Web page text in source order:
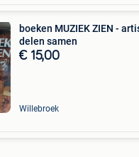
boeken MUZIEK ZIEN -
delen samen
€ 15,00
Willebroek